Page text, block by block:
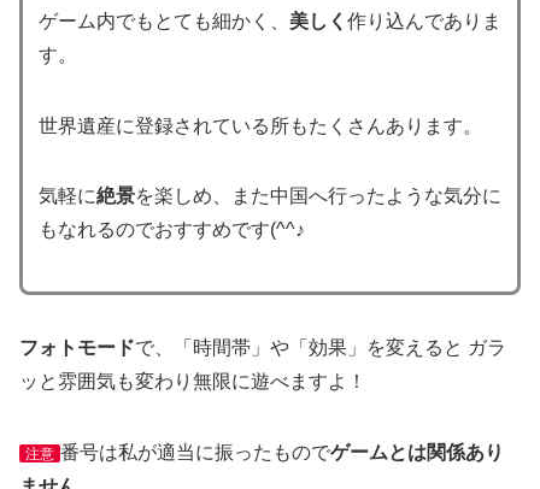
ゲーム内でもとても細かく、 美しく 作り込んでありま
す。
世界遺産に登録されている所もたくさんあります。
気軽に絶景を楽しめ、また中国へ行ったような気分に
もなれるのでおすすめです(^^♪
フォトモードで、「時間帯」や「効果」を変えると ガラ
ッと雰囲気も変わり無限に遊べますよ！
注意 番号は私が適当に振ったものでゲームとは関係あり